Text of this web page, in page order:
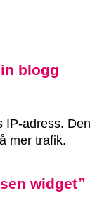
blogg
IP-adress. Den
mer trafik.
widget